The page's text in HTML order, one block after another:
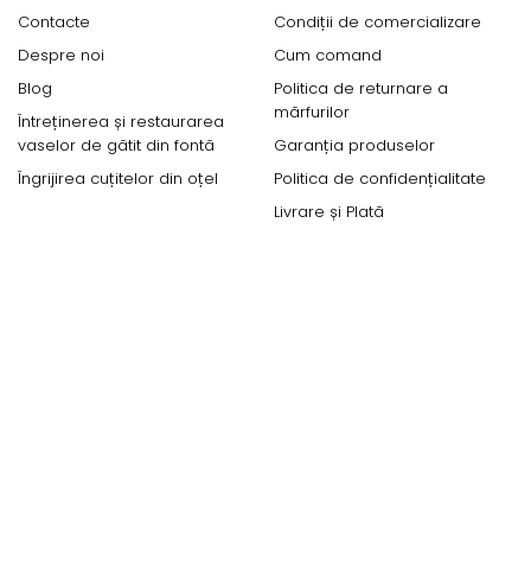
Contacte
Despre noi
Blog
Întreținerea și restaurarea
vaselor de gătit din fontă
Îngrijirea cuțitelor din oțel
Condiții de comercializare
Cum comand
Politica de returnare a
mărfurilor
Garanția produselor
Politica de confidențialitate
Livrare și Plată